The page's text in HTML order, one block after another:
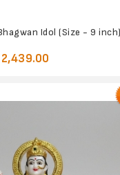
Idol (Size - 9 inch)